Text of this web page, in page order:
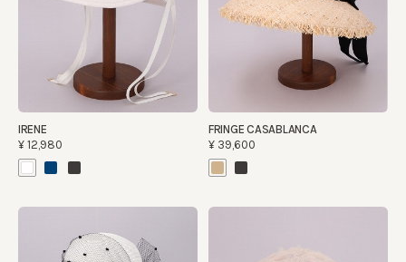
IRENE
¥12,980
FRINGE CASABLANCA
¥39,600